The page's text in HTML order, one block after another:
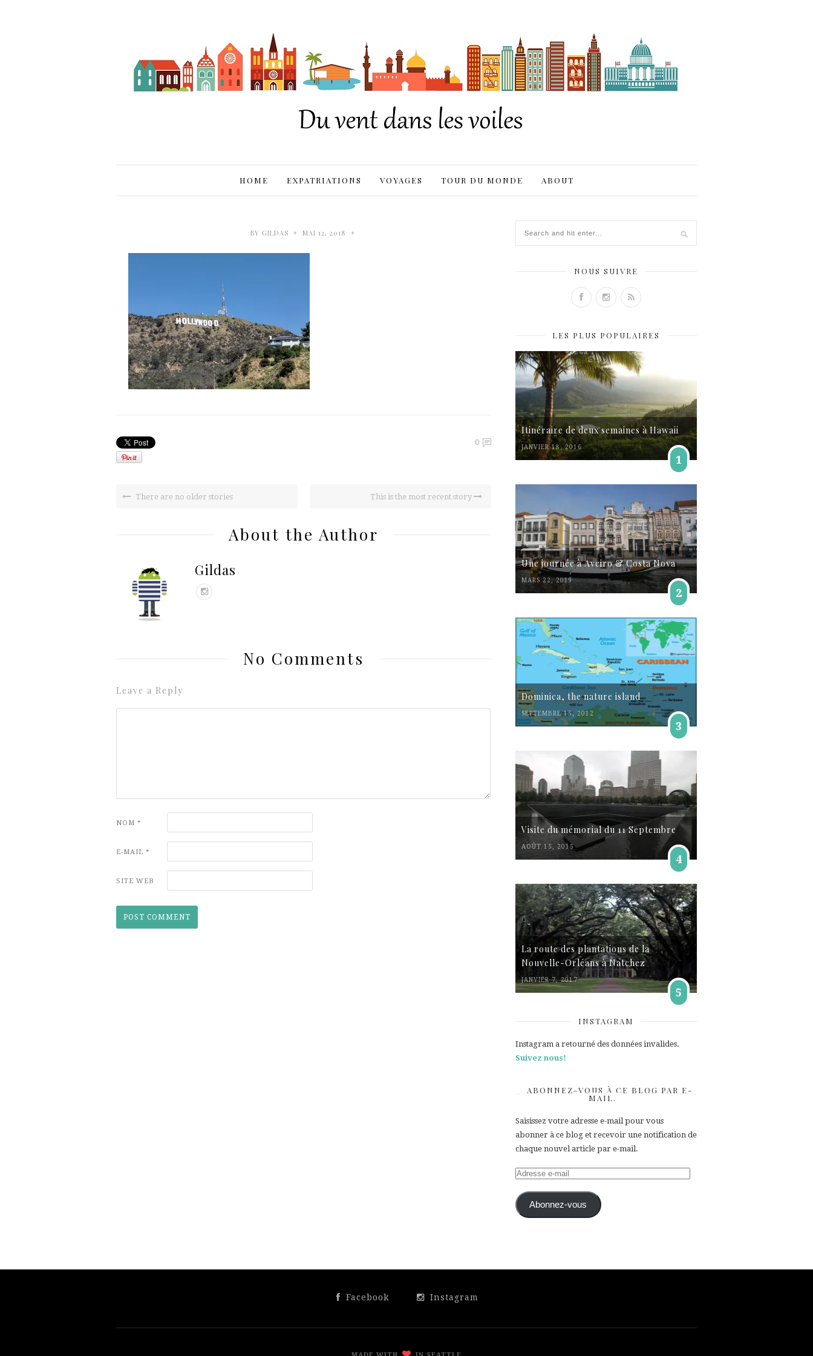
HOME EXPATRIATIONS VOYAGES TOUR DU MONDE ABOUT
BY GILDAS • MAI 12, 2018 •
0
There are no older stories This is the most recent story
About the Author
Gildas
No Comments
Leave a Reply
NOM *
E-MAIL *
SITE WEB
NOUS SUIVRE
LES PLUS POPULAIRES
Itinéraire de deux semaines à Hawaii
JANVIER 18, 2016
1
Une journée à Aveiro & Costa Nova
MARS 22, 2019
2
Dominica, the nature island
SEPTEMBRE 15, 2012
3
Visite du mémorial du 11 Septembre
AOÛT 15, 2015
4
La route des plantations de la
Nouvelle-Orléans à Natchez
JANVIER 7, 2017
5
INSTAGRAM
Instagram a retourné des données invalides.
Suivez nous!
ABONNEZ-VOUS À CE BLOG PAR E-
MAIL.
Saisissez votre adresse e-mail pour vous
abonner à ce blog et recevoir une notification de
chaque nouvel article par e-mail.
Adresse
mail Abonnez-vous
Facebook Instagram